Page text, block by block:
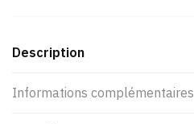
Description
Informations complémentaires